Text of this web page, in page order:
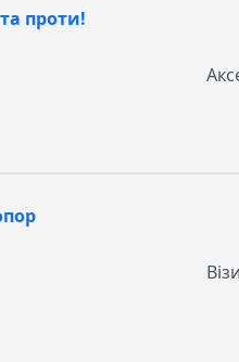
проти!